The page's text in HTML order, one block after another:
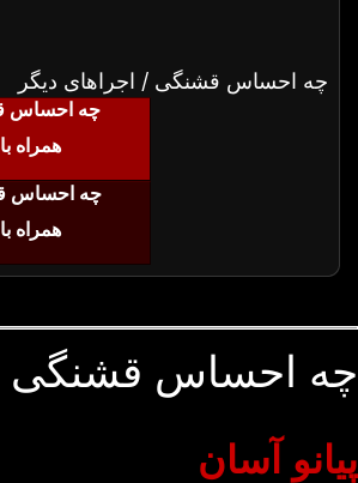
چه احساس قشنگی / اجراهای دیگر
چه احساس
همراه
چه احساس
همراه
چه احساس قشنگی
پیانو آسان